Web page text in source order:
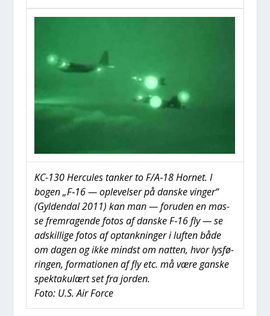
KC-130 Her­cu­les tan­ker to F/A‑18 Hor­net. I
bogen „F‑16 — ople­vel­ser på dan­ske vin­ger“
(Gyl­den­dal 2011) kan man — for­u­den en mas­
se frem­ra­gen­de fotos af dan­ske F‑16 fly — se
adskil­li­ge fotos af optank­nin­ger i luf­ten både
om dagen og ikke mindst om nat­ten, hvor lys­fø­
rin­gen, for­ma­tio­nen af fly etc. må være gan­ske
spek­taku­lært set fra jor­den.
Foto: U.S. Air For­ce